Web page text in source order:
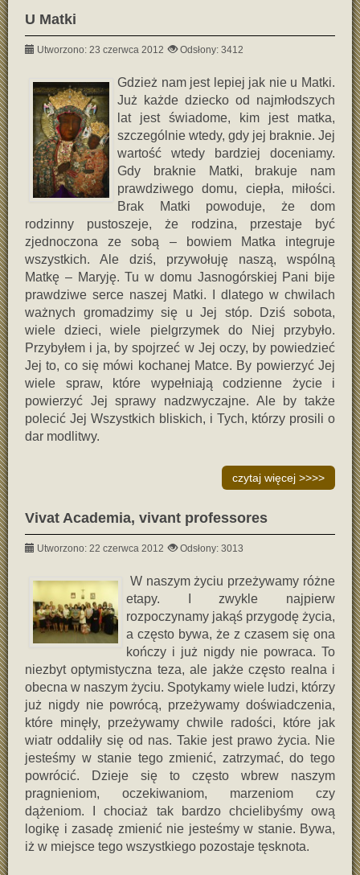
U Matki
Utworzono: 23 czerwca 2012 Odsłony: 3412
Gdzież nam jest lepiej jak nie u Matki.
Już każde dziecko od najmłodszych
lat jest świadome, kim jest matka,
szczególnie wtedy, gdy jej braknie. Jej
wartość wtedy bardziej doceniamy.
Gdy braknie Matki, brakuje nam
prawdziwego domu, ciepła, miłości.
Brak Matki powoduje, że dom
rodzinny pustoszeje, że rodzina, przestaje być
zjednoczona ze sobą – bowiem Matka integruje
wszystkich. Ale dziś, przywołuję naszą, wspólną
Matkę – Maryję. Tu w domu Jasnogórskiej Pani bije
prawdziwe serce naszej Matki. I dlatego w chwilach
ważnych gromadzimy się u Jej stóp. Dziś sobota,
wiele dzieci, wiele pielgrzymek do Niej przybyło.
Przybyłem i ja, by spojrzeć w Jej oczy, by powiedzieć
Jej to, co się mówi kochanej Matce. By powierzyć Jej
wiele spraw, które wypełniają codzienne życie i
powierzyć Jej sprawy nadzwyczajne. Ale by także
polecić Jej Wszystkich bliskich, i Tych, którzy prosili o
dar modlitwy.
czytaj więcej >>>>
Vivat Academia, vivant professores
Utworzono: 22 czerwca 2012 Odsłony: 3013
W naszym życiu przeżywamy różne
etapy. I zwykle najpierw
rozpoczynamy jakąś przygodę życia,
a często bywa, że z czasem się ona
kończy i już nigdy nie powraca. To
niezbyt optymistyczna teza, ale jakże często realna i
obecna w naszym życiu. Spotykamy wiele ludzi, którzy
już nigdy nie powrócą, przeżywamy doświadczenia,
które minęły, przeżywamy chwile radości, które jak
wiatr oddaliły się od nas. Takie jest prawo życia. Nie
jesteśmy w stanie tego zmienić, zatrzymać, do tego
powrócić. Dzieje się to często wbrew naszym
pragnieniom, oczekiwaniom, marzeniom czy
dążeniom. I chociaż tak bardzo chcielibyśmy ową
logikę i zasadę zmienić nie jesteśmy w stanie. Bywa,
iż w miejsce tego wszystkiego pozostaje tęsknota.